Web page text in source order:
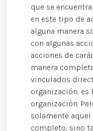
que se
en este tipo de
alguna manera
con algunas
acciones de
manera
vinculados
organización, es
organización.
solamente
completo, sino